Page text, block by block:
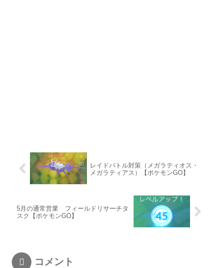
レイドバトル対策（メガラティオス・
メガラティアス）【ポケモンGO】
5月の通常営業 フィールドリサーチタ
スク【ポケモンGO】
コメント